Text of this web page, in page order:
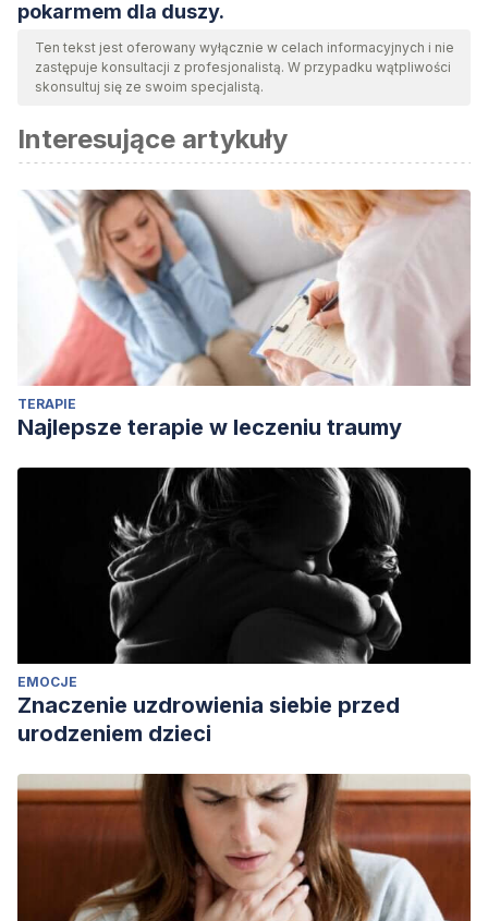
pokarmem dla duszy.
Ten tekst jest oferowany wyłącznie w celach informacyjnych i nie
zastępuje konsultacji z profesjonalistą. W przypadku wątpliwości
skonsultuj się ze swoim specjalistą.
Interesujące artykuły
TERAPIE
Najlepsze terapie w leczeniu traumy
EMOCJE
Znaczenie uzdrowienia siebie przed
urodzeniem dzieci